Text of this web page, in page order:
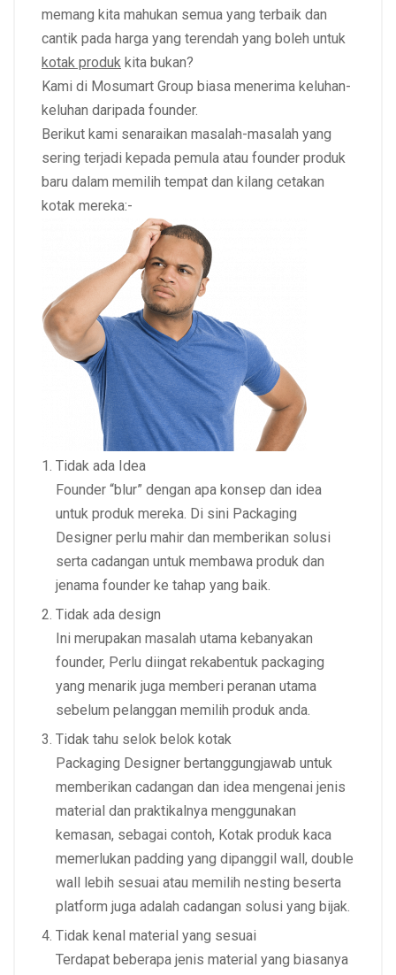
memang kita mahukan semua yang terbaik dan
cantik pada harga yang terendah yang boleh untuk
kotak produk kita bukan?
Kami di Mosumart Group biasa menerima keluhan-
keluhan daripada founder.
Berikut kami senaraikan masalah-masalah yang
sering terjadi kepada pemula atau founder produk
baru dalam memilih tempat dan kilang cetakan
kotak mereka:-
Tidak ada Idea
Founder “blur” dengan apa konsep dan idea
untuk produk mereka. Di sini Packaging
Designer perlu mahir dan memberikan solusi
serta cadangan untuk membawa produk dan
jenama founder ke tahap yang baik.
Tidak ada design
Ini merupakan masalah utama kebanyakan
founder, Perlu diingat rekabentuk packaging
yang menarik juga memberi peranan utama
sebelum pelanggan memilih produk anda.
Tidak tahu selok belok kotak
Packaging Designer bertanggungjawab untuk
memberikan cadangan dan idea mengenai jenis
material dan praktikalnya menggunakan
kemasan, sebagai contoh, Kotak produk kaca
memerlukan padding yang dipanggil wall, double
wall lebih sesuai atau memilih nesting beserta
platform juga adalah cadangan solusi yang bijak.
Tidak kenal material yang sesuai
Terdapat beberapa jenis material yang biasanya